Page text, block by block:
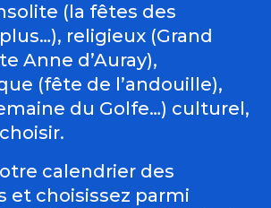
(la fêtes des
religieux (Grand
Anne d’Auray),
(fête de l’andouille),
du Golfe…) culturel,
calendrier des
et choisissez parmi